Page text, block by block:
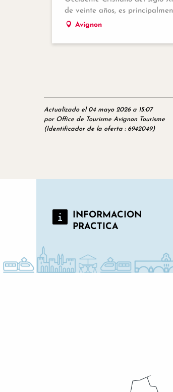
de veinte años, es
Avignon
Actualizado el 04 mayo 2026 a 15:07
por Office de Tourisme Avignon Tourisme
(Identificador de la oferta : 6942049)
INFORMACION
PRACTICA